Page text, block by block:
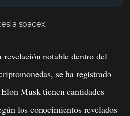
revelación notable dentro del
se ha registrado
Musk tienen cantidades
los conocimientos revelados